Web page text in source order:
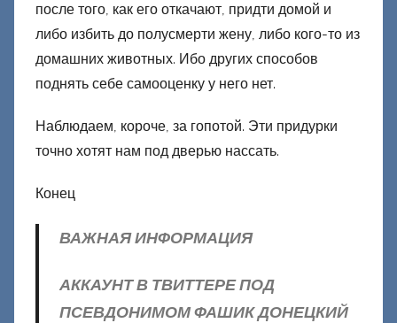
после того, как его откачают, придти домой и
либо избить до полусмерти жену, либо кого-то из
домашних животных. Ибо других способов
поднять себе самооценку у него нет.
Наблюдаем, короче, за гопотой. Эти придурки
точно хотят нам под дверью нассать.
Конец
ВАЖНАЯ ИНФОРМАЦИЯ
АККАУНТ В ТВИТТЕРЕ ПОД
ПСЕВДОНИМОМ ФАШИК ДОНЕЦКИЙ